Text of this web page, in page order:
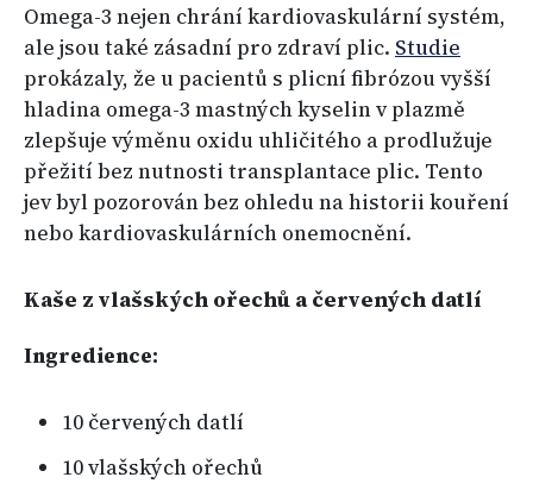
Omega-3 nejen chrání kardiovaskulární systém,
ale jsou také zásadní pro zdraví plic. Studie
prokázaly, že u pacientů s plicní fibrózou vyšší
hladina omega-3 mastných kyselin v plazmě
zlepšuje výměnu oxidu uhličitého a prodlužuje
přežití bez nutnosti transplantace plic. Tento
jev byl pozorován bez ohledu na historii kouření
nebo kardiovaskulárních onemocnění.
Kaše z vlašských ořechů a červených datlí
Ingredience:
10 červených datlí
10 vlašských ořechů